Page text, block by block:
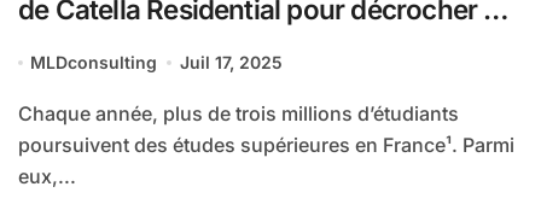
de Catella Residential pour décrocher un
tendu
MLDconsulting Juil 17, 2025
Chaque année, plus de trois millions d’étudiants
poursuivent des études supérieures en France¹. Parmi
eux,...